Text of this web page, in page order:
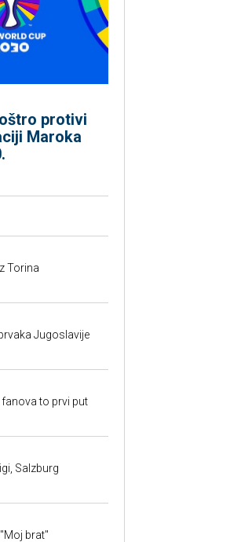
protivi
Maroka
Torina
Jugoslavije
to prvi put
Salzburg
brat"